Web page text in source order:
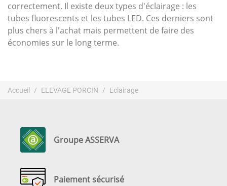
correctement. Il existe deux types d'éclairage : les
tubes fluorescents et les tubes LED. Ces derniers sont
plus chers à l'achat mais permettent de faire des
économies sur le long terme.
Accueil ELEVAGE PORCIN Eclairage
Groupe ASSERVA
Paiement sécurisé